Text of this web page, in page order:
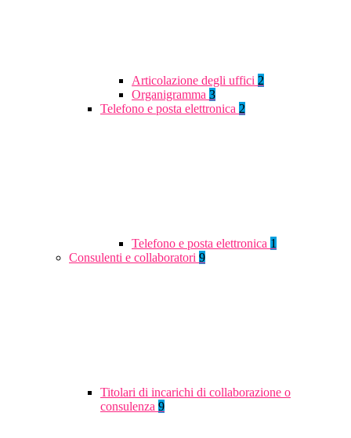
Articolazione degli uffici 2
Organigramma 3
Telefono e posta elettronica 2
Telefono e posta elettronica 1
Consulenti e collaboratori 9
Titolari di incarichi di collaborazione o
consulenza 9